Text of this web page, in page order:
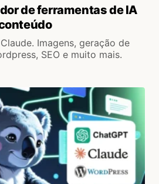
de ferramentas de IA
Imagens, geração de
SEO e muito mais.